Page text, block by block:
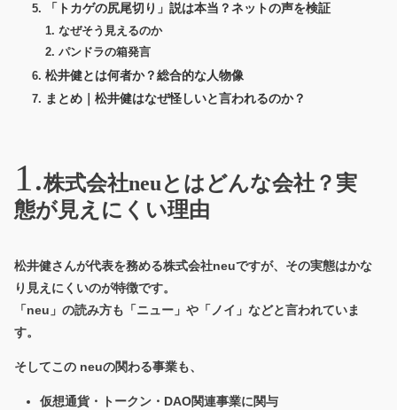
「トカゲの尻尾切り」説は本当？ネットの声を検証
なぜそう見えるのか
パンドラの箱発言
松井健とは何者か？総合的な人物像
まとめ｜松井健はなぜ怪しいと言われるのか？
株式会社neuとはどんな会社？実
態が見えにくい理由
松井健さんが代表を務める株式会社neuですが、その実態はかな
り見えにくいのが特徴です。
「neu」の読み方も「ニュー」や「ノイ」などと言われていま
す。
そしてこの neuの関わる事業も、
仮想通貨・トークン・DAO関連事業に関与